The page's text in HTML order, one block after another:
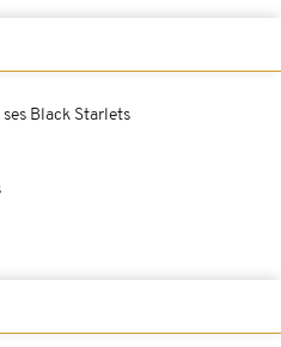
Black Starlets